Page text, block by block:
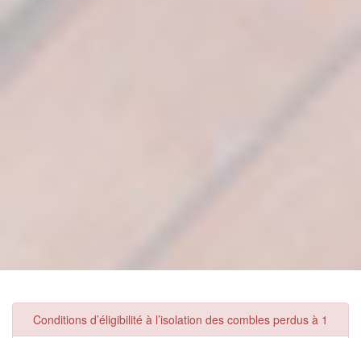
Conditions d’éligibilité à l’isolation des combles perdus à 1